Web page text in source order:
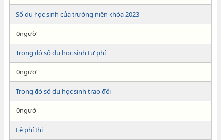
Số du học sinh của trường niên khóa 2023
0người
Trong đó số du học sinh tư phí
0người
Trong đó số du học sinh trao đổi
0người
Lệ phí thi